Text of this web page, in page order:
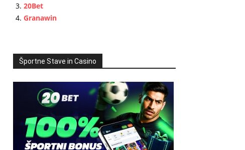
20Bet
Granawin
Športne Stave in Casino